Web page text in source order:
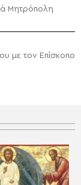
Μητρόπολη
με τον Επίσκοπο